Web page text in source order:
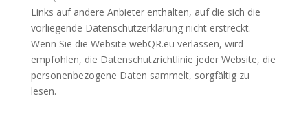
Links auf andere Anbieter enthalten, auf die sich die
vorliegende Datenschutzerklärung nicht erstreckt.
Wenn Sie die Website webQR.eu verlassen, wird
empfohlen, die Datenschutzrichtlinie jeder Website, die
personenbezogene Daten sammelt, sorgfältig zu
lesen.